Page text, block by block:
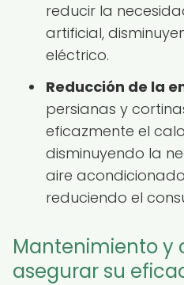
reducir la
artificial,
eléctrico.
Reducción de la
persianas y
eficazmente el
disminuyendo la
aire
reduciendo el
Mantenimiento y
asegurar su